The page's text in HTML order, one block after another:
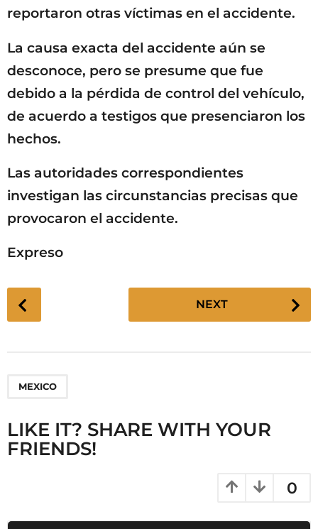
reportaron otras víctimas en el accidente.
La causa exacta del accidente aún se
desconoce, pero se presume que fue
debido a la pérdida de control del vehículo,
de acuerdo a testigos que presenciaron los
hechos.
Las autoridades correspondientes
investigan las circunstancias precisas que
provocaron el accidente.
Expreso
P
o
i
n
NEXT
MEXICO
LIKE IT? SHARE WITH YOUR
FRIENDS!
0